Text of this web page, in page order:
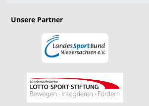
Unsere Partner